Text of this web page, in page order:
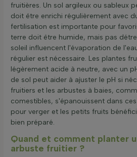
fruitières. Un sol argileux ou sableux
doit être enrichi régulièrement avec
fertilisation est importante pour
terre doit être humide, mais pas
soleil influencent l'évaporation de
régulier est nécessaire. Les plantes
légèrement acide à neutre, avec un
de sol peut aider à ajuster le pH si
fruitiers et les arbustes à baies,
comestibles, s'épanouissent dans
pour verger et les petits fruits
bien préparé.
Quand et comment planter
arbuste fruitier ?